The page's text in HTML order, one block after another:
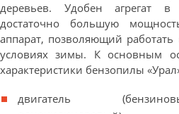
деревьев. Удобен агрегат
достаточно большую
аппарат, позволяющий
условиях зимы. К основным
характеристики бензопилы
двигатель